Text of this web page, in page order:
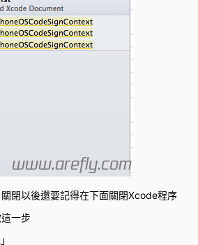
閉以後還要記得在下面關閉Xcode程序
一步